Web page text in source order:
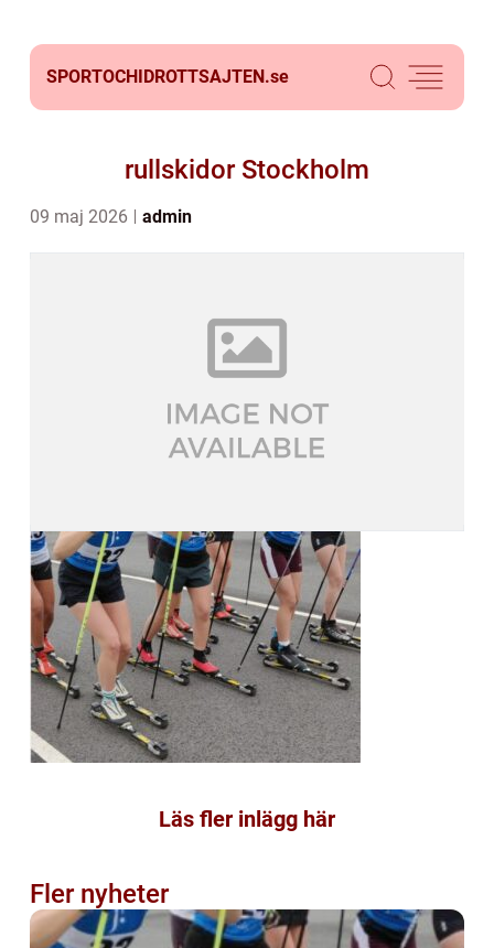
SPORTOCHIDROTTSAJTEN.se
rullskidor Stockholm
09 maj 2026 admin
Läs fler inlägg här
Fler nyheter